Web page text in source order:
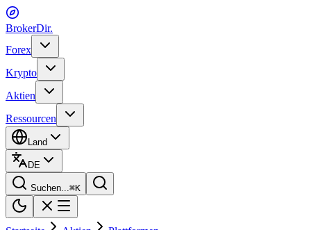
BrokerDir.
Forex
Krypto
Aktien
Ressourcen
Land
DE
Suchen...⌘K